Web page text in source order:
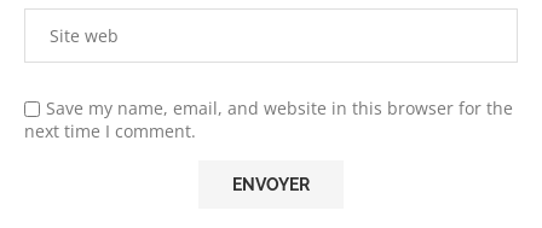
Save my name, email, and website in this browser for the
next time I comment.